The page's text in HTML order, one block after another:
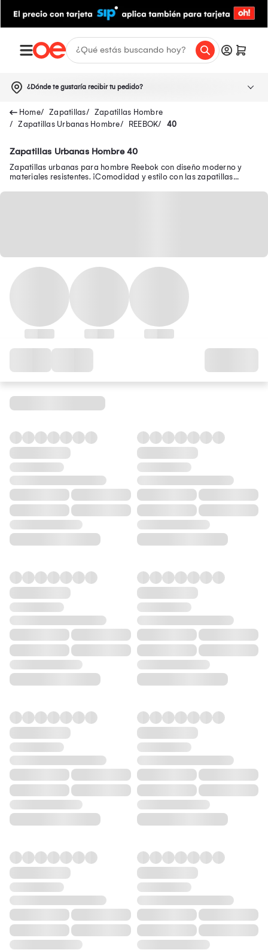
¿Dónde te gustaría recibir tu pedido?
Zapatillas
Zapatillas Hombre
Zapatillas Urbanas Hombre
REEBOK 40
Zapatillas Urbanas Hombre 40
Zapatillas urbanas para hombre Reebok con diseño moderno y
materiales resistentes. ¡Comodidad y estilo con las zapatillas